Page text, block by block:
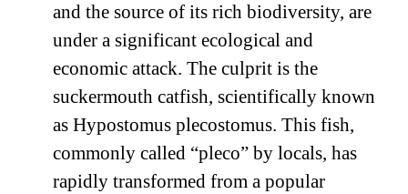
and the source of its rich biodiversity, are
under a significant ecological and
economic attack. The culprit is the
suckermouth catfish, scientifically known
as Hypostomus plecostomus. This fish,
commonly called “pleco” by locals, has
rapidly transformed from a popular